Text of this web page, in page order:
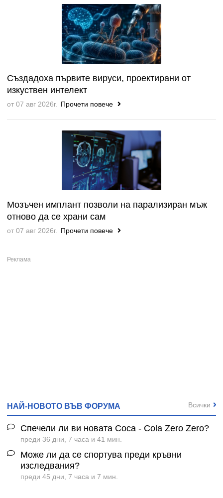
Създадоха първите вируси, проектирани от
изкуствен интелект
от 07 авг 2026г. Прочети повече
Мозъчен имплант позволи на парализиран мъж
отново да се храни сам
от 07 авг 2026г. Прочети повече
НАЙ-НОВОТО ВЪВ ФОРУМА
Спечели ли ви новата Coca - Cola Zero Zero?
преди 36 дни, 7 часа и 41 мин.
Може ли да се спортува преди кръвни
изследвания?
преди 45 дни, 7 часа и 7 мин.
Всички